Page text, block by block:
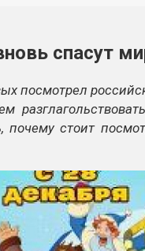
спасут
посмотрел
почему стоит